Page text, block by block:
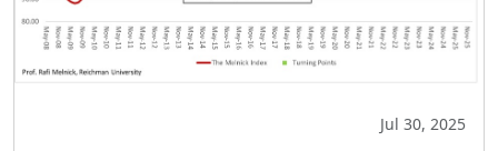
Jul 30, 2025